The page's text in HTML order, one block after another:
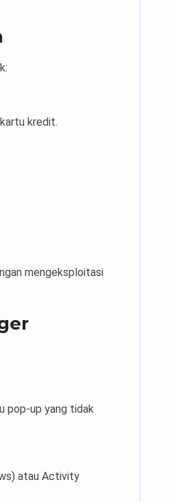
kredit.
mengeksploitasi
pop-up yang tidak
atau Activity